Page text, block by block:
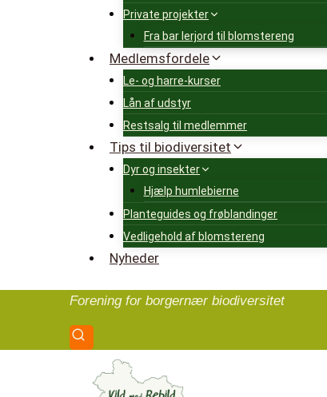
Private projekter
Fra bar lerjord til blomstereng
Medlemsfordele
Le- og harre-kurser
Lån af udstyr
Restsalg til medlemmer
Tips til biodiversitet
Dyr og insekter
Hjælp humlebierne
Planteguides og frøblandinger
Vedligehold af blomstereng
Nyheder
Forening for borgernær biodiversitet